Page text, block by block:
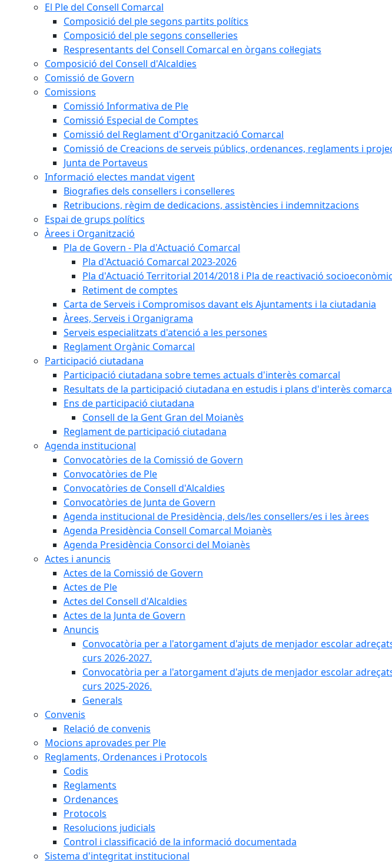
El Ple del Consell Comarcal
Composició del ple segons partits polítics
Composició del ple segons conselleries
Respresentants del Consell Comarcal en òrgans col·legiats
Composició del Consell d'Alcaldies
Comissió de Govern
Comissions
Comissió Informativa de Ple
Comissió Especial de Comptes
Comissió del Reglament d'Organització Comarcal
Comissió de Creacions de serveis públics, ordenances, reglaments i
Junta de Portaveus
Informació electes mandat vigent
Biografies dels consellers i conselleres
Retribucions, règim de dedicacions, assistències i indemnitzacions
Espai de grups polítics
Àrees i Organització
Pla de Govern - Pla d'Actuació Comarcal
Pla d'Actuació Comarcal 2023-2026
Pla d'Actuació Territorial 2014/2018 i Pla de reactivació
Retiment de comptes
Carta de Serveis i Compromisos davant els Ajuntaments i la ciutadania
Àrees, Serveis i Organigrama
Serveis especialitzats d'atenció a les persones
Reglament Orgànic Comarcal
Participació ciutadana
Participació ciutadana sobre temes actuals d'interès comarcal
Resultats de la participació ciutadana en estudis i plans d'interès
Ens de participació ciutadana
Consell de la Gent Gran del Moianès
Reglament de participació ciutadana
Agenda institucional
Convocatòries de la Comissió de Govern
Convocatòries de Ple
Convocatòries de Consell d'Alcaldies
Convocatòries de Junta de Govern
Agenda institucional de Presidència, dels/les consellers/es i les àrees
Agenda Presidència Consell Comarcal Moianès
Agenda Presidència Consorci del Moianès
Actes i anuncis
Actes de la Comissió de Govern
Actes de Ple
Actes del Consell d'Alcaldies
Actes de la Junta de Govern
Anuncis
Convocatòria per a l'atorgament d'ajuts de menjador escolar
curs 2026-2027.
Convocatòria per a l'atorgament d'ajuts de menjador escolar
curs 2025-2026.
Generals
Convenis
Relació de convenis
Mocions aprovades per Ple
Reglaments, Ordenances i Protocols
Codis
Reglaments
Ordenances
Protocols
Resolucions judicials
Control i classificació de la informació documentada
Sistema d'integritat institucional